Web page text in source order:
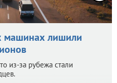
машинах лишили
из-за рубежа стали